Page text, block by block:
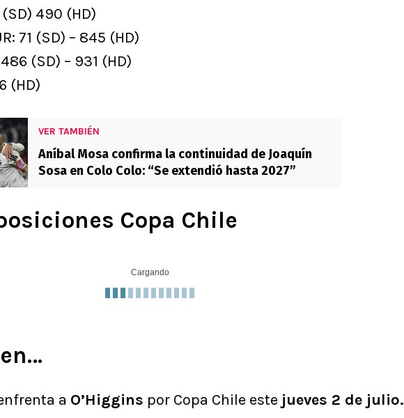
(SD) 490 (HD)
71 (SD) – 845 (HD)
(SD) – 931 (HD)
(HD)
VER TAMBIÉN
Aníbal Mosa confirma la continuidad de Joaquín
Sosa en Colo Colo: “Se extendió hasta 2027”
Copa Chile
Cargando
a O’Higgins por Copa Chile este jueves 2 de julio.